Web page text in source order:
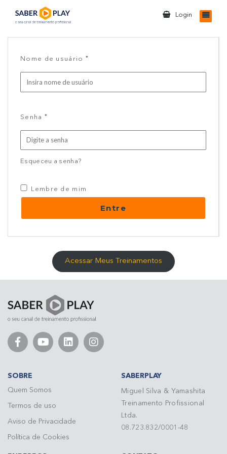
Login
Nome de usuário *
Senha *
Esqueceu a senha?
Lembre de mim
Acessar Meus Treinamentos
SOBRE
Quem Somos
Termos de uso
Aviso de Privacidade
Política de Cookies
SABERPLAY
Miguel Silva & Yamashita
Treinamento Profissional
Ltda.
08.723.832/0001-48